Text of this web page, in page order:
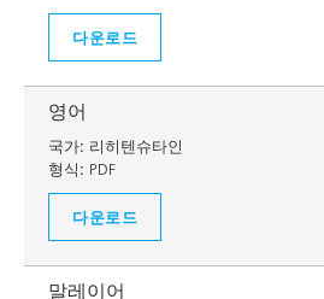
다운로드
영어
국가: 리히텐슈타인
형식: PDF
다운로드
말레이어